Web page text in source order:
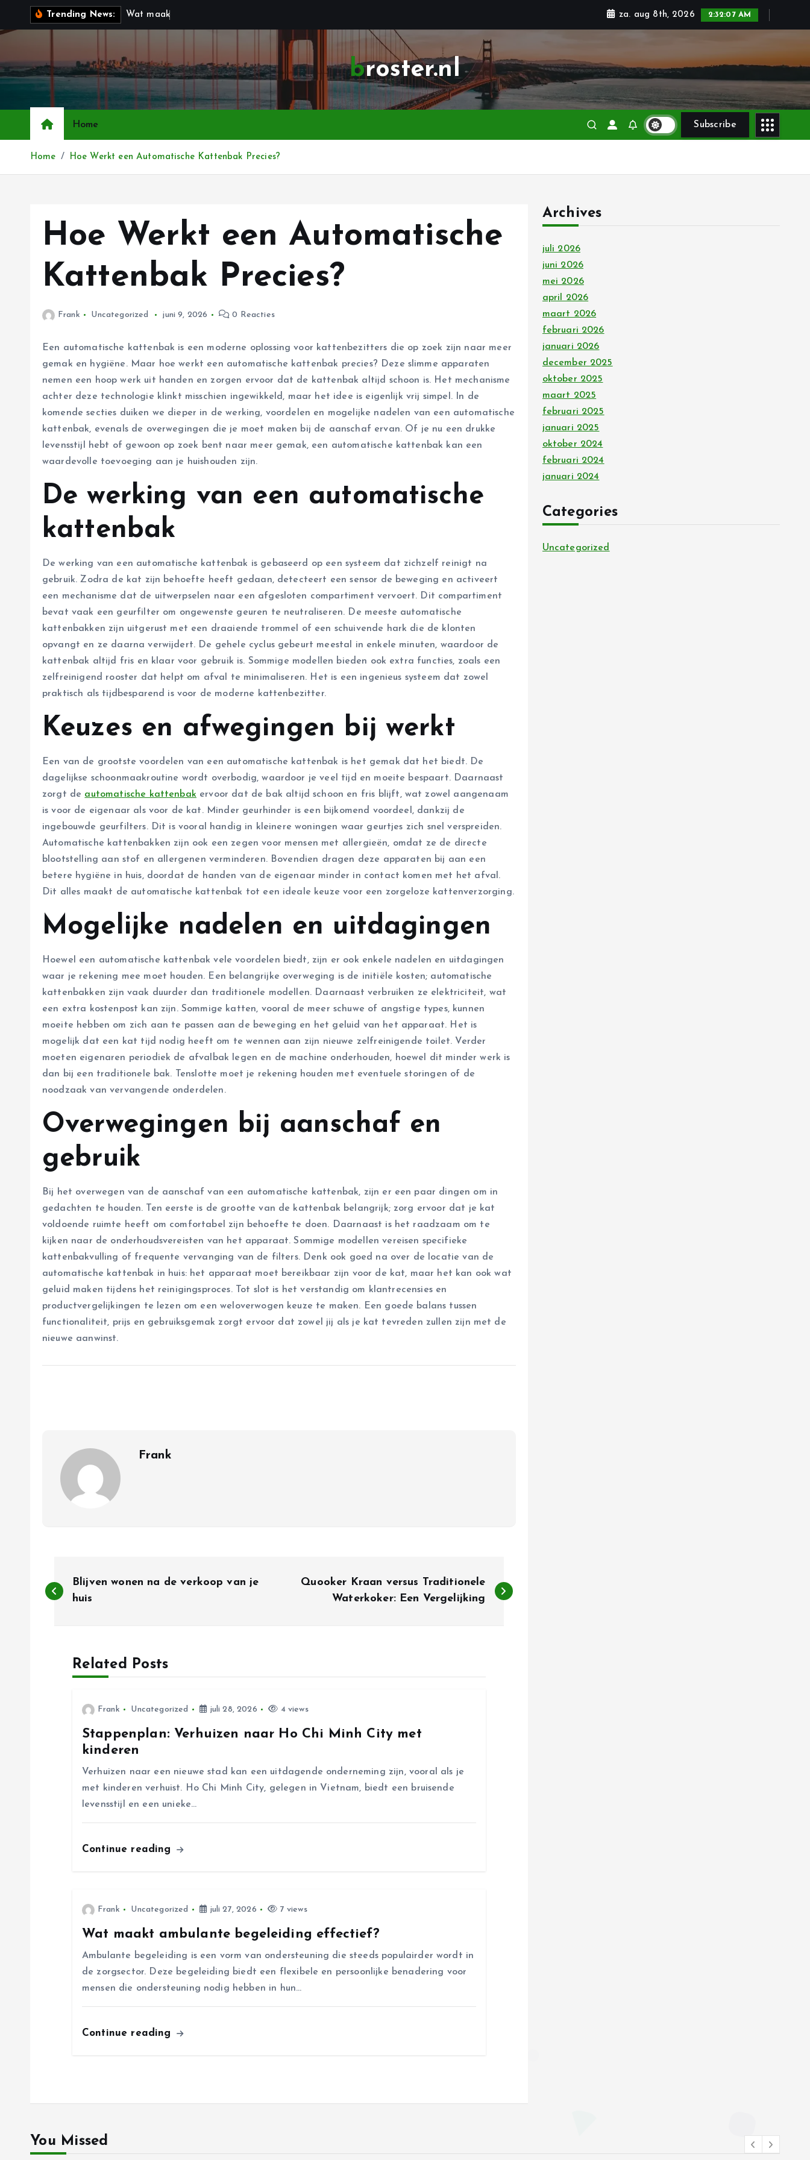
a
Trending News: Wat m aa k za. aug 8th, 2026 2:32:08 AM
broster.nl
Home Subscribe
Home Hoe Werkt een Automatische Kattenbak Precies?
Hoe Werkt een Automatische
Kattenbak Precies?
Frank Uncategorized juni 9, 2026 0 Reacties
Een automatische kattenbak is een moderne oplossing voor kattenbezitters die op zoek zijn naar meer
gemak en hygiëne. Maar hoe werkt een automatische kattenbak precies? Deze slimme apparaten
nemen een hoop werk uit handen en zorgen ervoor dat de kattenbak altijd schoon is. Het mechanisme
achter deze technologie klinkt misschien ingewikkeld, maar het idee is eigenlijk vrij simpel. In de
komende secties duiken we dieper in de werking, voordelen en mogelijke nadelen van een automatische
kattenbak, evenals de overwegingen die je moet maken bij de aanschaf ervan. Of je nu een drukke
levensstijl hebt of gewoon op zoek bent naar meer gemak, een automatische kattenbak kan een
waardevolle toevoeging aan je huishouden zijn.
De werking van een automatische
kattenbak
De werking van een automatische kattenbak is gebaseerd op een systeem dat zichzelf reinigt na
gebruik. Zodra de kat zijn behoefte heeft gedaan, detecteert een sensor de beweging en activeert
een mechanisme dat de uitwerpselen naar een afgesloten compartiment vervoert. Dit compartiment
bevat vaak een geurfilter om ongewenste geuren te neutraliseren. De meeste automatische
kattenbakken zijn uitgerust met een draaiende trommel of een schuivende hark die de klonten
opvangt en ze daarna verwijdert. De gehele cyclus gebeurt meestal in enkele minuten, waardoor de
kattenbak altijd fris en klaar voor gebruik is. Sommige modellen bieden ook extra functies, zoals een
zelfreinigend rooster dat helpt om afval te minimaliseren. Het is een ingenieus systeem dat zowel
praktisch als tijdbesparend is voor de moderne kattenbezitter.
Keuzes en afwegingen bij werkt
Een van de grootste voordelen van een automatische kattenbak is het gemak dat het biedt. De
dagelijkse schoonmaakroutine wordt overbodig, waardoor je veel tijd en moeite bespaart. Daarnaast
zorgt de automatische kattenbak ervoor dat de bak altijd schoon en fris blijft, wat zowel aangenaam
is voor de eigenaar als voor de kat. Minder geurhinder is een bijkomend voordeel, dankzij de
ingebouwde geurfilters. Dit is vooral handig in kleinere woningen waar geurtjes zich snel verspreiden.
Automatische kattenbakken zijn ook een zegen voor mensen met allergieën, omdat ze de directe
blootstelling aan stof en allergenen verminderen. Bovendien dragen deze apparaten bij aan een
betere hygiëne in huis, doordat de handen van de eigenaar minder in contact komen met het afval.
Dit alles maakt de automatische kattenbak tot een ideale keuze voor een zorgeloze kattenverzorging.
Mogelijke nadelen en uitdagingen
Hoewel een automatische kattenbak vele voordelen biedt, zijn er ook enkele nadelen en uitdagingen
waar je rekening mee moet houden. Een belangrijke overweging is de initiële kosten; automatische
kattenbakken zijn vaak duurder dan traditionele modellen. Daarnaast verbruiken ze elektriciteit, wat
een extra kostenpost kan zijn. Sommige katten, vooral de meer schuwe of angstige types, kunnen
moeite hebben om zich aan te passen aan de beweging en het geluid van het apparaat. Het is
mogelijk dat een kat tijd nodig heeft om te wennen aan zijn nieuwe zelfreinigende toilet. Verder
moeten eigenaren periodiek de afvalbak legen en de machine onderhouden, hoewel dit minder werk is
dan bij een traditionele bak. Tenslotte moet je rekening houden met eventuele storingen of de
noodzaak van vervangende onderdelen.
Overwegingen bij aanschaf en
gebruik
Bij het overwegen van de aanschaf van een automatische kattenbak, zijn er een paar dingen om in
gedachten te houden. Ten eerste is de grootte van de kattenbak belangrijk; zorg ervoor dat je kat
voldoende ruimte heeft om comfortabel zijn behoefte te doen. Daarnaast is het raadzaam om te
kijken naar de onderhoudsvereisten van het apparaat. Sommige modellen vereisen specifieke
kattenbakvulling of frequente vervanging van de filters. Denk ook goed na over de locatie van de
automatische kattenbak in huis: het apparaat moet bereikbaar zijn voor de kat, maar het kan ook wat
geluid maken tijdens het reinigingsproces. Tot slot is het verstandig om klantrecensies en
productvergelijkingen te lezen om een weloverwogen keuze te maken. Een goede balans tussen
functionaliteit, prijs en gebruiksgemak zorgt ervoor dat zowel jij als je kat tevreden zullen zijn met de
nieuwe aanwinst.
Frank
e
Blijven wonen na de verkoop van je
huis
Quooker Kraan versus Traditionele
Waterkoker: Een Vergelijking
Related Posts
Frank Uncategorized juli 28, 2026 4 views
Stappenplan: Verhuizen naar Ho Chi Minh City met
kinderen
Verhuizen naar een nieuwe stad kan een uitdagende onderneming zijn, vooral als je
met kinderen verhuist. Ho Chi Minh City, gelegen in Vietnam, biedt een bruisende
levensstijl en een unieke…
Continue reading
Frank Uncategorized juli 27, 2026 7 views
Wat maakt ambulante begeleiding effectief?
Ambulante begeleiding is een vorm van ondersteuning die steeds populairder wordt in
de zorgsector. Deze begeleiding biedt een flexibele en persoonlijke benadering voor
mensen die ondersteuning nodig hebben in hun…
Continue reading
Archives
juli 2026
juni 2026
mei 2026
april 2026
maart 2026
februari 2026
januari 2026
december 2025
oktober 2025
maart 2025
februari 2025
januari 2025
oktober 2024
februari 2024
januari 2024
Categories
Uncategorized
You Missed